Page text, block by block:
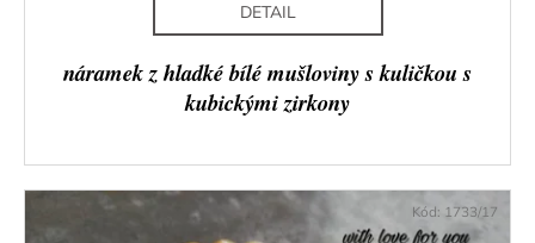
DETAIL
náramek z hladké bílé mušloviny s kuličkou s
kubickými zirkony
Kód: 1733/17